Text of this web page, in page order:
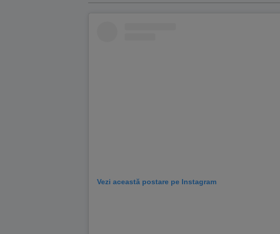
Vezi această postare pe Instagram